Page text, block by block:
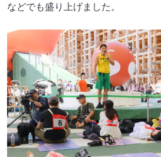
などでも盛り上げました。